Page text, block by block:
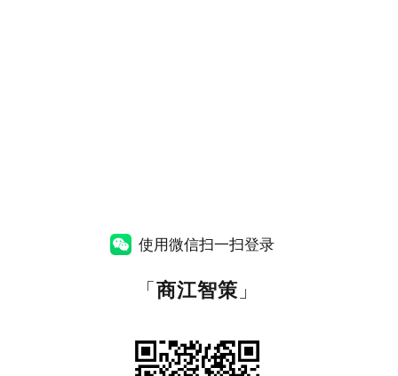
使用微信扫一扫登录
「商江智策 」